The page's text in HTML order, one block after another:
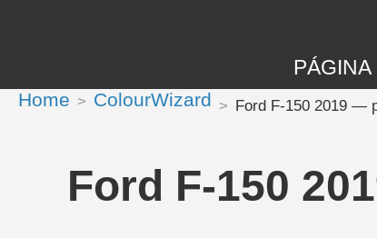
Home ColourWizard Ford F-150 2019 —
Ford F-150